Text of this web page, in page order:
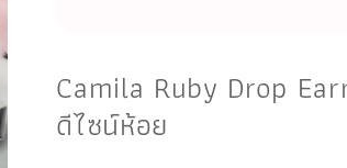
Camila Ruby Drop
ดีไซน์ห้อย